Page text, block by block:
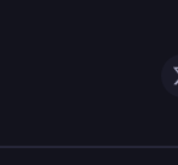
Crítica O
Perfeita
RUIM